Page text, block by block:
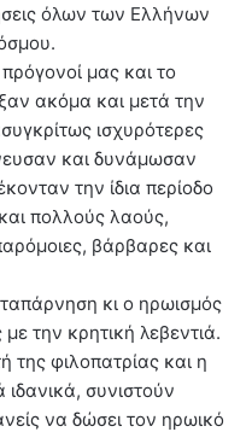
όλων των Ελλήνων
μας και το
ακόμα και μετά την
ισχυρότερες
και δυνάμωσαν
την ίδια περίοδο
πολλούς λαούς,
βάρβαρες και
κι ο ηρωισμός
την κρητική λεβεντιά.
της φιλοπατρίας και η
συνιστούν
να δώσει τον ηρωικό